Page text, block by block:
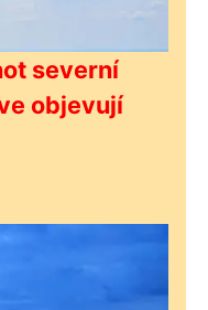
severní
objevují